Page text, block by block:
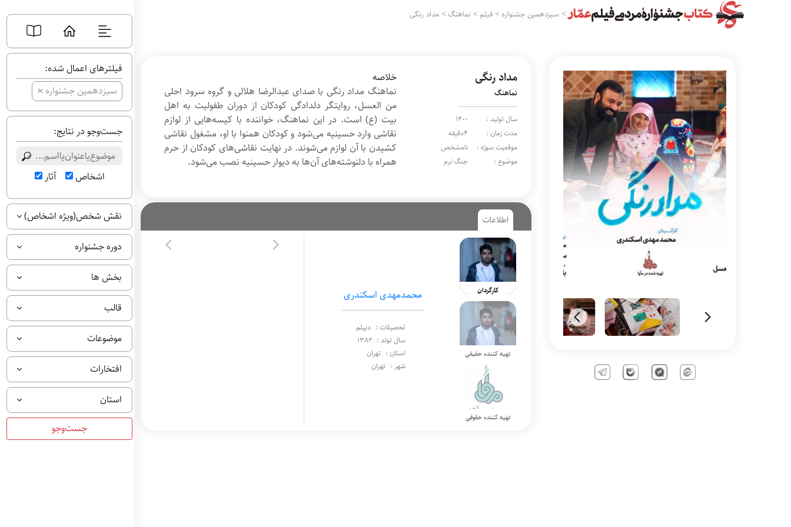
فیلترهای اعمال شده:
سیزدهمین جشنواره+
جست‌وجو در نتایج:
اشخاص آثار
نقش شخص(ویژه اشخاص)
دوره جشنواره
بخش ها
قالب
موضوعات
افتخارات
استان
> سیزدهمین جشنواره >فیلم > نماهنگ >مداد رنگی
مداد رنگی
نماهنگ
سال تولید :
1400
مدت زمان :
4دقیقه
موقعیت سوژه :
نامشخص
موضوع :
جنگ نرم
خلاصه
نماهنگ مداد رنگی با صدای عبدالرضا هلالی و گروه سرود احلی
من العسل، روایتگر دلدادگی کودکان از دوران طفولیت به اهل
بیت (ع) است. در این نماهنگ، خواننده با کیسه‌هایی از لوازم
نقاشی وارد حسینیه می‌شود و کودکان همنوا با او، مشغول نقاشی
کشیدن با آن لوازم می‌شوند. در نهایت نقاشی‌‌های کودکان از حرم
همراه با دلنوشته‌های آن‌‌ها به دیوار حسینیه نصب می‌شود.
اطلاعات
کارگردان
تهیه کننده حقیقی
تهیه کننده حقوقی
محمدمهدی اسکندری
تحصیلات : دیپلم
سال تولد : 1382
استان : تهران
شهر : تهران